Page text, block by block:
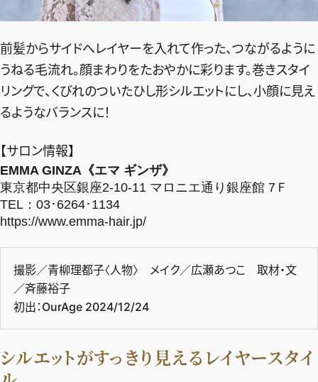
前髪からサイドへレイヤーを入れて作った、つながるように
うねる毛流れ。顔まわりをたおやかに彩ります。巻きスタイ
リングで、くびれのついたひし形シルエットにし、小顔に見え
るようなバランスに！
【サロン情報】
EMMA GINZA《エマ ギンザ》
東京都中央区銀座2-10-11 マロニエ通り銀座館 7Ｆ
TEL：03･6264･1134
https://www.emma-hair.jp/
撮影／青柳理都子〈人物〉 メイク／広瀬あつこ 取材・文
／斉藤裕子
初出：OurAge 2024/12/24
シルエットがすっきり見えるレイヤースタイ